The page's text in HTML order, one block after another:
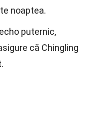
noaptea.
puternic,
că Chingling